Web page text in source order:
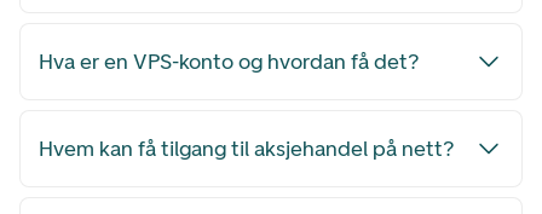
Hva er en VPS-konto og hvordan få det?
Hvem kan få tilgang til aksjehandel på nett?